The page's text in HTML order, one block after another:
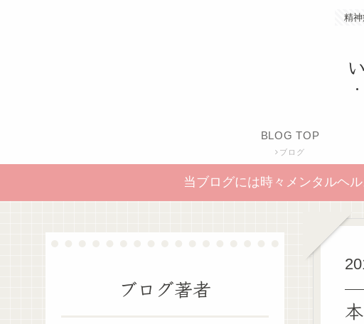
精
BLOG TOP
ブログ
当ブログには時々メンタルヘ
ブログ著者